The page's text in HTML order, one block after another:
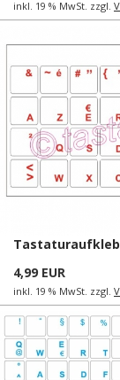
inkl. 19 % MwSt. zzgl.
4,99 EUR
inkl. 19 % MwSt. zzgl.